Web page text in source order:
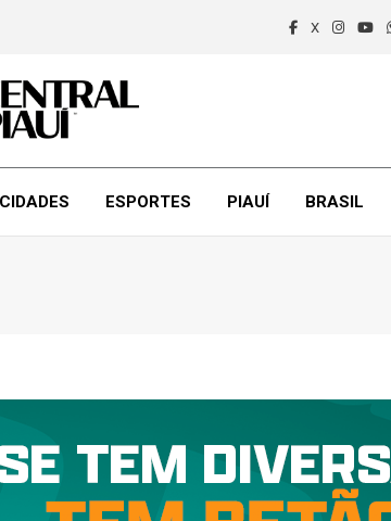
X
CIDADES ESPORTES PIAUÍ BRASIL